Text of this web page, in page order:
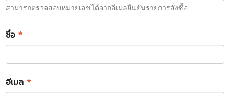
สามารถตรวจสอบหมายเลขได้จากอีเมลยืนยันรายการสั่งซื้อ
ชื่อ *
อีเมล *